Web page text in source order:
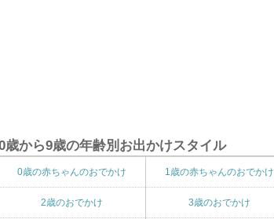
歳から9歳の年齢別お出かけスタイル
0歳の赤ちゃんのおでかけ 1歳の赤ちゃんのおでかけ
2歳のおでかけ 3歳のおでかけ